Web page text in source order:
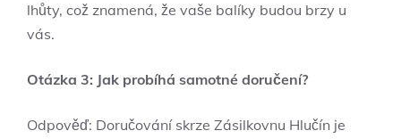
lhůty, což znamená, že vaše balíky budou brzy u
vás.
Otázka 3: Jak probíhá samotné doručení?
Odpověď: Doručování skrze Zásilkovnu Hlučín je